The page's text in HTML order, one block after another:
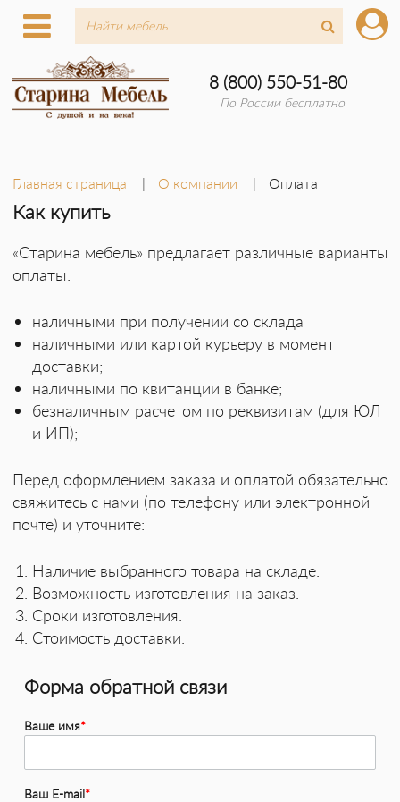
8 (800) 550-51-80
По России бесплатно
Главная страница О компании Оплата
Как купить
«Старина мебель» предлагает различные варианты
оплаты:
наличными при получении со склада
наличными или картой курьеру в момент
доставки;
наличными по квитанции в банке;
безналичным расчетом по реквизитам (для ЮЛ
и ИП);
Перед оформлением заказа и оплатой обязательно
свяжитесь с нами (по телефону или электронной
почте) и уточните:
Наличие выбранного товара на складе.
Возможность изготовления на заказ.
Сроки изготовления.
Стоимость доставки.
Форма обратной связи
Ваше имя*
Ваш E-mail*